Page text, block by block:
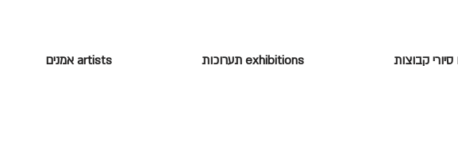
exhibitions תערוכות artists אמנים